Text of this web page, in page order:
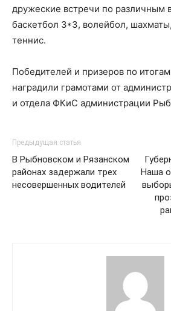
дружеские встречи по различным
баскетбол 3*3, волейбол,
теннис.
Победителей и призеров по
наградили грамотами от
и отдела ФКиС администрации
Предыдущая статья
В Рыбновском и Рязанском
районах задержали трех
несовершенных водителей
Наша